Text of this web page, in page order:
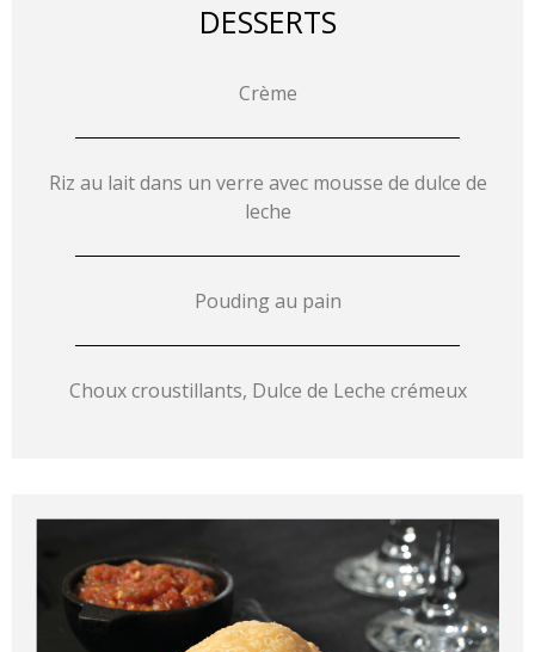
DESSERTS
Crème
Riz au lait dans un verre avec mousse de dulce de
leche
Pouding au pain
Choux croustillants, Dulce de Leche crémeux